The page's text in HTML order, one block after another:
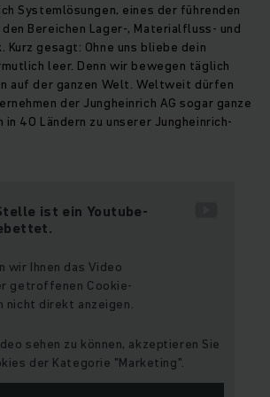
Systemlösungen, eines der führenden
Bereichen Lager-, Materialfluss- und
Kurz gesagt: Ohne uns bliebe dein
leer. Denn wir bewegen täglich
auf der ganzen Welt. Weltweit dürfen
der Jungheinrich AG sogar ganze
in 40 Ländern zu unserer Jungheinrich-
ist ein Youtube-
wir Ihnen das Video
getroffenen Cookie-
nicht direkt anzeigen.
sehen zu können, akzeptieren Sie
der Kategorie "Marketing".